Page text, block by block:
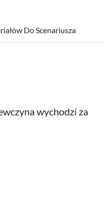
Do Scenariusza
wychodzi za